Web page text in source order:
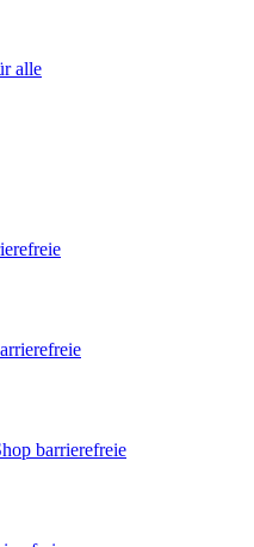
alle
barrierefreie